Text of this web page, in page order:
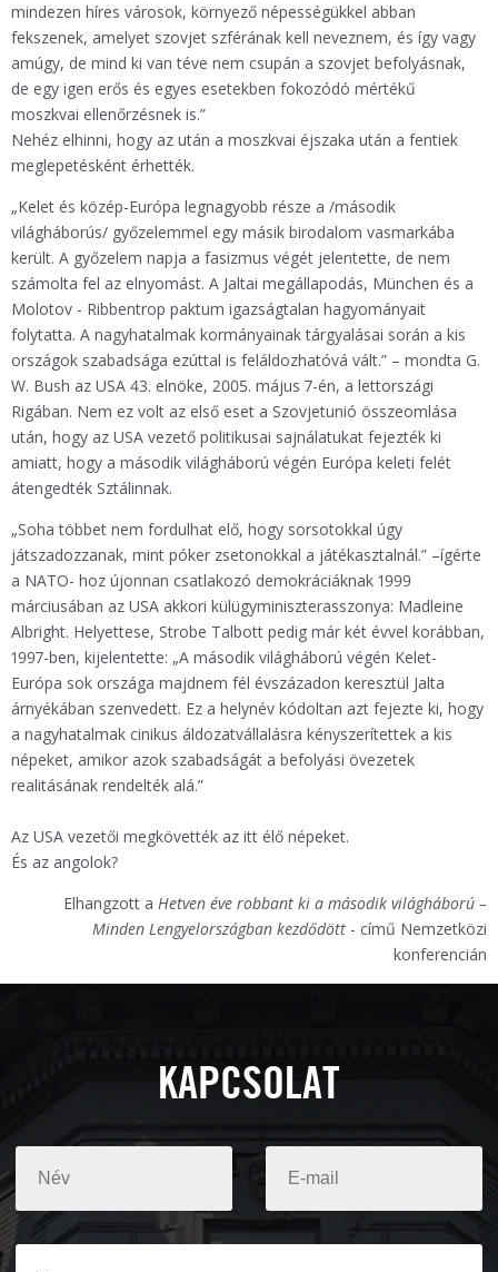
mindezen híres városok, környező népességükkel abban
fekszenek, amelyet szovjet szférának kell neveznem, és így vagy
amúgy, de mind ki van téve nem csupán a szovjet befolyásnak,
de egy igen erős és egyes esetekben fokozódó mértékű
moszkvai ellenőrzésnek is.”
Nehéz elhinni, hogy az után a moszkvai éjszaka után a fentiek
meglepetésként érhették.
„Kelet és közép-Európa legnagyobb része a /második
világháborús/ győzelemmel egy másik birodalom vasmarkába
került. A győzelem napja a fasizmus végét jelentette, de nem
számolta fel az elnyomást. A Jaltai megállapodás, München és a
Molotov - Ribbentrop paktum igazságtalan hagyományait
folytatta. A nagyhatalmak kormányainak tárgyalásai során a kis
országok szabadsága ezúttal is feláldozhatóvá vált.” – mondta G.
W. Bush az USA 43. elnöke, 2005. május 7-én, a lettországi
Rigában. Nem ez volt az első eset a Szovjetunió összeomlása
után, hogy az USA vezető politikusai sajnálatukat fejezték ki
amiatt, hogy a második világháború végén Európa keleti felét
átengedték Sztálinnak.
„Soha többet nem fordulhat elő, hogy sorsotokkal úgy
játszadozzanak, mint póker zsetonokkal a játékasztalnál.” –ígérte
a NATO- hoz újonnan csatlakozó demokráciáknak 1999
márciusában az USA akkori külügyminiszterasszonya: Madleine
Albright. Helyettese, Strobe Talbott pedig már két évvel korábban,
1997-ben, kijelentette: „A második világháború végén Kelet-
Európa sok országa majdnem fél évszázadon keresztül Jalta
árnyékában szenvedett. Ez a helynév kódoltan azt fejezte ki, hogy
a nagyhatalmak cinikus áldozatvállalásra kényszerítettek a kis
népeket, amikor azok szabadságát a befolyási övezetek
realitásának rendelték alá.”
Az USA vezetői megkövették az itt élő népeket.
És az angolok?
Elhangzott a Hetven éve robbant ki a második világháború –
Minden Lengyelországban kezdődött - című Nemzetközi
konferencián
KAPCSOLAT